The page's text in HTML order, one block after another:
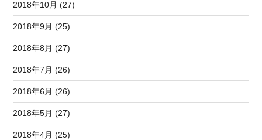
2018年10月 (27)
2018年9月 (25)
2018年8月 (27)
2018年7月 (26)
2018年6月 (26)
2018年5月 (27)
2018年4月 (25)